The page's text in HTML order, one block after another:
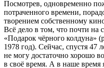
Посмотрев, одновременно
потраченного времени,
творением собственному
Всё дело в том, что почти на
«Подарок чёрного колдуна»
1978 год). Сейчас, спустя 47
не могу достаточно хорошо
в своё время. А в наше время